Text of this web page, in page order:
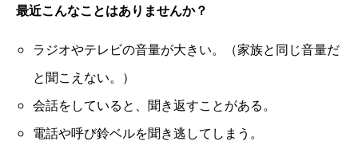
最近こんなことはありませんか？
ラジオやテレビの音量が大きい。（家族と同じ音量だ
と聞こえない。）
会話をしていると、聞き返すことがある。
電話や呼び鈴ベルを聞き逃してしまう。